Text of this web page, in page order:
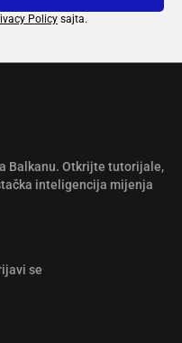
Policy sajta.
Balkanu. Otkrijte tutorijale,
inteligencija mijenja
se